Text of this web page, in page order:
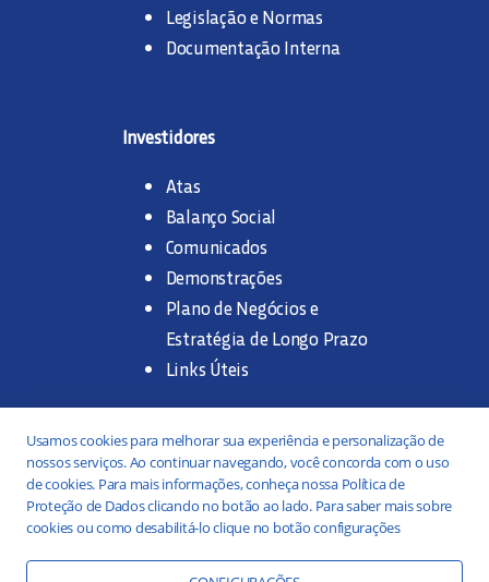
Legislação e Normas
Documentação Interna
Investidores
Atas
Balanço Social
Comunicados
Demonstrações
Plano de Negócios e
Estratégia de Longo Prazo
Links Úteis
Trabalhe na SANASA
Concurso Público
Estágio
Portal da Transparência
Usamos cookies para melhorar sua experiência e personalização de
nossos serviços. Ao continuar navegando, você concorda com o uso
de cookies. Para mais informações, conheça nossa Política de
Proteção de Dados clicando no botão ao lado. Para saber mais sobre
cookies ou como desabilitá-lo clique no botão configurações